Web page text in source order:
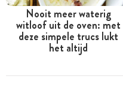
Nooit meer waterig
witloof uit de oven: met
deze simpele trucs lukt
het altijd